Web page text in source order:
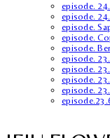
episode.
episode.
episode.
episode.
episode.
episode.
episode.
episode.
episode.